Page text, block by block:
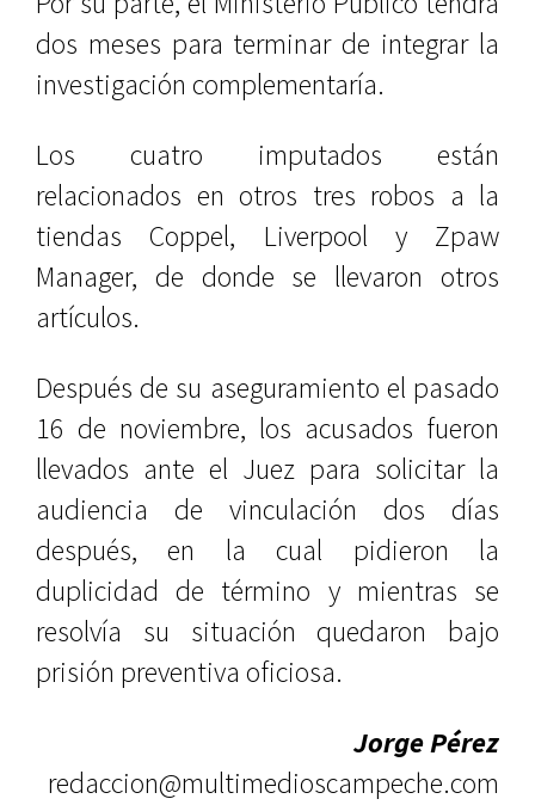
dos meses para terminar de integrar la
investigación complementaría.
Los cuatro imputados están
relacionados en otros tres robos a la
tiendas Coppel, Liverpool y Zpaw
Manager, de donde se llevaron otros
artículos.
Después de su aseguramiento el pasado
16 de noviembre, los acusados fueron
llevados ante el Juez para solicitar la
audiencia de vinculación dos días
después, en la cual pidieron la
duplicidad de término y mientras se
resolvía su situación quedaron bajo
prisión preventiva oficiosa.
Jorge Pérez
redaccion@multimedioscampeche.com